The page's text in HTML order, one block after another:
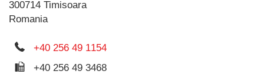
300714 Timisoara
Romania
+40 256 49 1154
+40 256 49 3468